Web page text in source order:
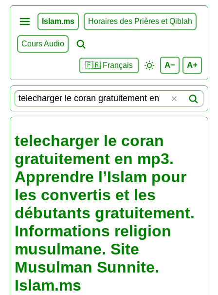
Islam.ms Horaires des Prières et Qiblah
Cours Audio
🇫🇷 Français A− A+
telecharger le coran
gratuitement en mp3.
Apprendre l’Islam pour
les convertis et les
débutants gratuitement.
Informations religion
musulmane. Site
Musulman Sunnite.
Islam.ms